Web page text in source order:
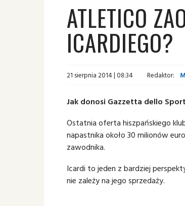
ATLETICO
ICARDIEGO?
21 sierpnia 2014 | 08:34 Redaktor:
Jak donosi Gazzetta dello
Ostatnia oferta hiszpańskiego
napastnika około 30 milionów
zawodnika.
Icardi to jeden z bardziej
nie zależy na jego sprzedaży.